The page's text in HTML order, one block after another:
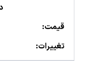
قیمت:
تغییرات: